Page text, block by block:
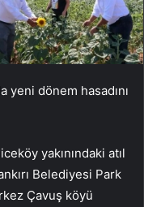
yeni dönem hasadını
yakınındaki atıl
Belediyesi Park
Çavuş köyü